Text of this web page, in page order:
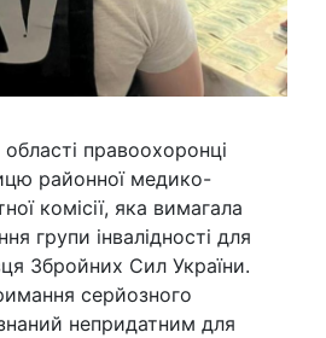
правоохоронці
районної медико-
комісії, яка вимагала
групи інвалідності для
Збройних Сил України.
серйозного
непридатним для